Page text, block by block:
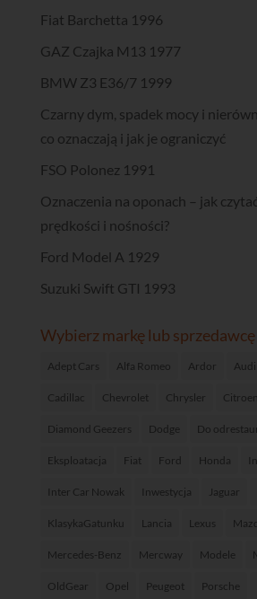
Fiat Barchetta 1996
GAZ Czajka M13 1977
BMW Z3 E36/7 1999
Czarny dym, spadek mocy i
co oznaczają i jak je ograniczyć
FSO Polonez 1991
Oznaczenia na oponach – jak
prędkości i nośności?
Ford Model A 1929
Suzuki Swift GTI 1993
Wybierz markę lub sprzedawcę
Adept Cars Alfa Romeo Ardor Audi
Cadillac Chevrolet Chrysler Citroen
Diamond Geezers Dodge Do
Eksploatacja Fiat Ford Honda
Inter Car Nowak Inwestycja Jaguar
KlasykaGatunku Lancia Lexus
Mercedes-Benz Mercway Modele
OldGear Opel Peugeot Porsche